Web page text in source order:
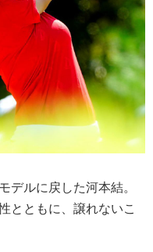
デルに戻した河本結。
とともに、譲れないこ